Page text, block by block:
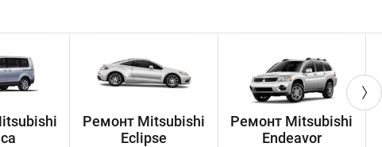
Ремонт Mitsubishi
Eclipse
Ремонт Mitsubishi
Endeavor